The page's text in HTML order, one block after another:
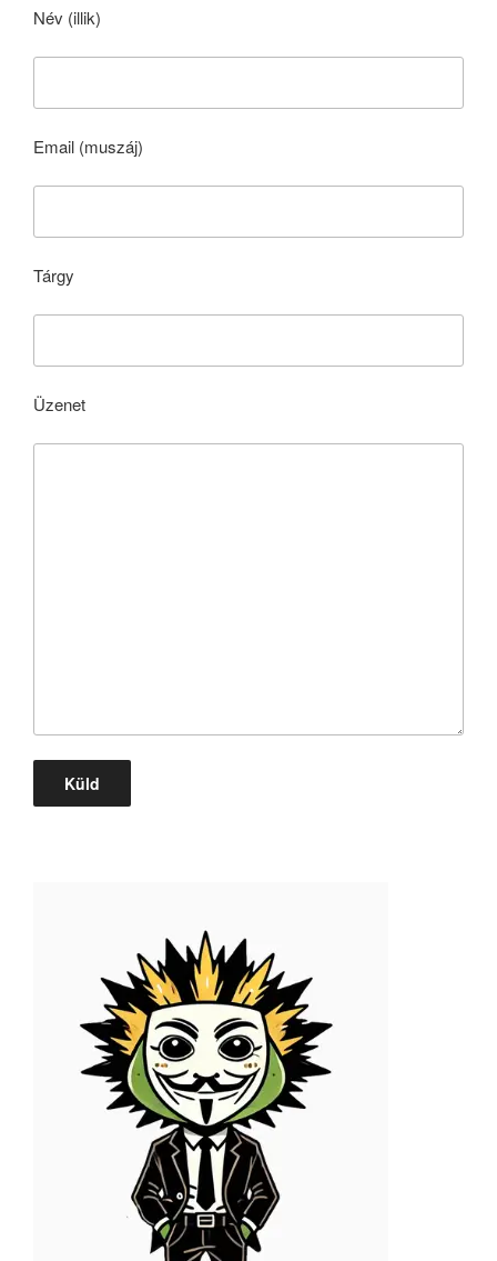
Név (illik)
Email (muszáj)
Tárgy
Üzenet